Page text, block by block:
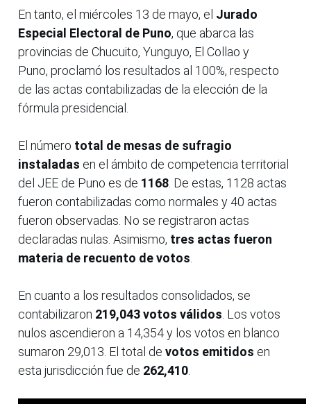
En tanto, el miércoles 13 de mayo, el Jurado
Especial Electoral de Puno, que abarca las
provincias de Chucuito, Yunguyo, El Collao y
Puno, proclamó los resultados al 100%, respecto
de las actas contabilizadas de la elección de la
fórmula presidencial.
El número total de mesas de sufragio
instaladas en el ámbito de competencia territorial
del JEE de Puno es de 1168 . De estas, 1128 actas
fueron contabilizadas como normales y 40 actas
fueron observadas. No se registraron actas
declaradas nulas. Asimismo, tres actas fueron
materia de recuento de votos
En cuanto a los resultados consolidados, se
contabilizaron 219,043 votos válidos . Los votos
nulos ascendieron a 14,354 y los votos en blanco
sumaron 29,013. El total de votos emitidos en
esta jurisdicción fue de 262,410